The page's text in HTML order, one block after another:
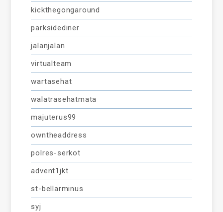
kickthegongaround
parksidediner
jalanjalan
virtualteam
wartasehat
walatrasehatmata
majuterus99
owntheaddress
polres-serkot
advent1jkt
st-bellarminus
syj